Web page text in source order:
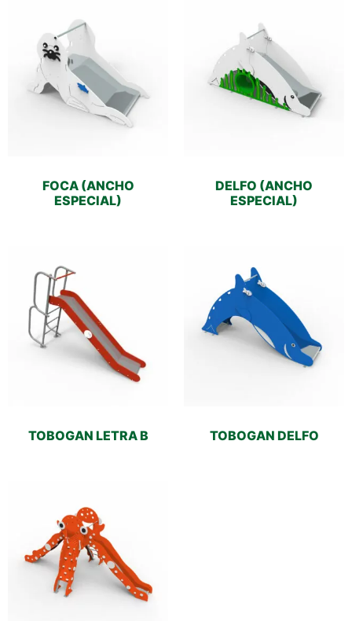
FOCA (ANCHO
ESPECIAL)
DELFO (ANCHO
ESPECIAL)
TOBOGAN LETRA B TOBOGAN DELFO